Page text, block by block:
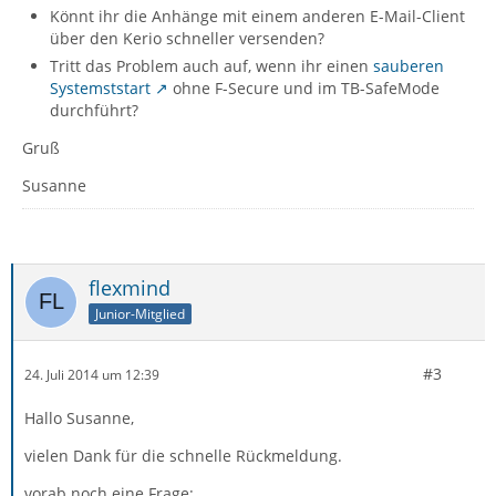
Könnt ihr die Anhänge mit einem anderen E-Mail-Client
über den Kerio schneller versenden?
Tritt das Problem auch auf, wenn ihr einen sauberen
Systemststart
ohne F-Secure und im TB-SafeMode
durchführt?
Gruß
Susanne
flexmind
Junior-Mitglied
24. Juli 2014 um 12:39 #3
Hallo Susanne,
vielen Dank für die schnelle Rückmeldung.